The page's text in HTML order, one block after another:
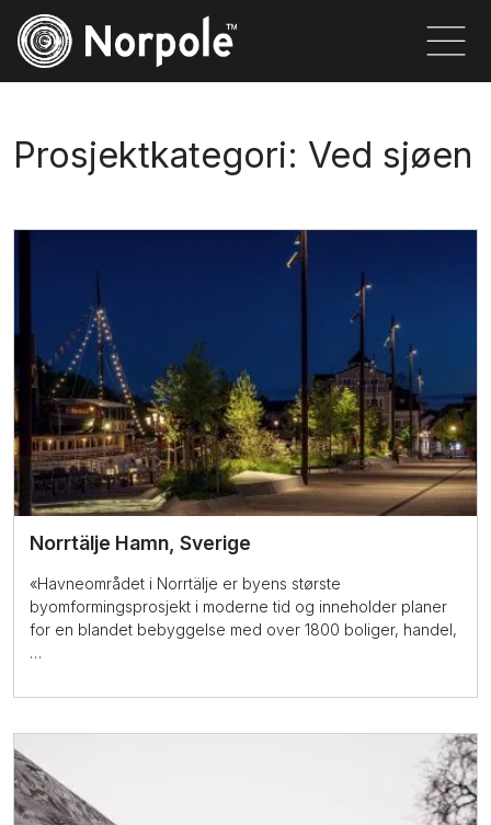
Prosjektkategori: Ved sjøen
Norrtälje Hamn, Sverige
«Havneområdet i Norrtälje er byens største
byomformingsprosjekt i moderne tid og inneholder planer
for en blandet bebyggelse med over 1800 boliger, handel,
…
Les mer